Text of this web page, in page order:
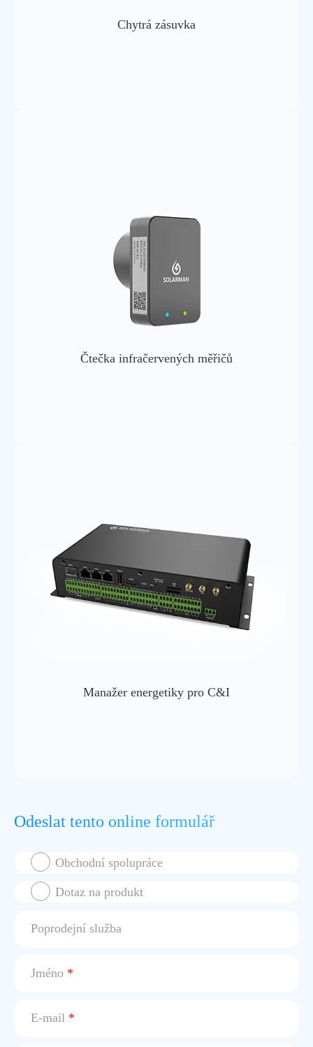
Chytrá zásuvka
Čtečka infračervených měřičů
Manažer energetiky pro C&I
Odeslat tento online formulář
Obchodní spolupráce
Dotaz na produkt
Poprodejní služba
Jméno *
E-mail *